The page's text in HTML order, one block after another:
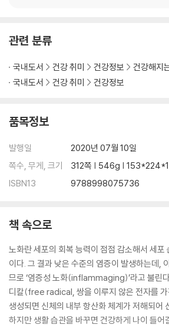
관련 분류
국내도서 건강 취미 건강정보
건강해지
국내도서
건강 취미 건강정보
품목정보
발행일
2020년 07월 10일
쪽수, 무게, 크기
312쪽 | 546g |
ISBN13
9788998075736
책 속으로
노화란 세포의 회복 능력이 점점 감소해서 세포
이다. 그 결과 낮은 수준의 염증이 발생하는데,
므로 ‘염증성 노화(inflammaging)’라고 불린
디칼(free radical, 쌍을 이루지 않은 전자를 가
생성되면 신체의 내부 항산화 체계가 저해되어
하지만 생활 습관을 바꾸면 건강하게 나이 들어